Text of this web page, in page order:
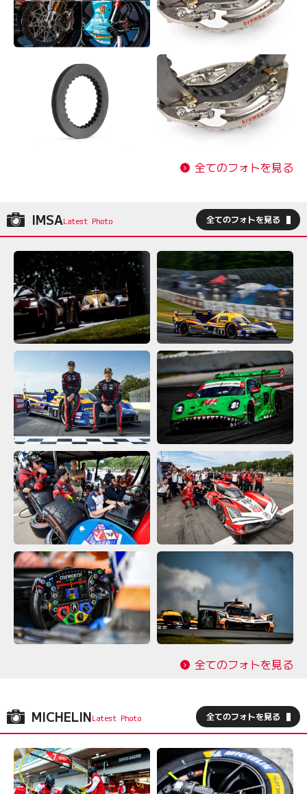
全てのフォトを見る
IMSA 全てのフォトを見る
全てのフォトを見る
MICHELIN 全てのフォトを見る